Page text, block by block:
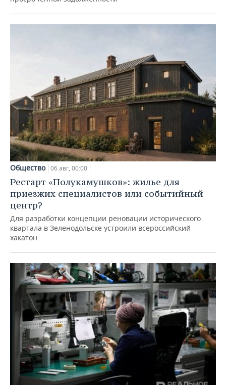
Общество 06 авг, 00:00
Рестарт «Полукамушков»: жилье для
приезжих специалистов или событийный
центр?
Для разработки концепции реновации исторического
квартала в Зеленодольске устроили всероссийский
хакатон